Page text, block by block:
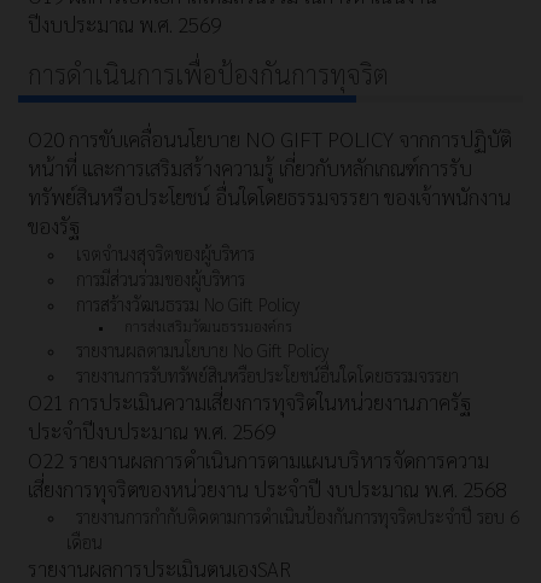
ปีงบประมาณ พ.ศ. 2569
การดำเนินการเพื่อป้องกันการทุจริต
O20 การขับเคลื่อนนโยบาย NO GIFT POLICY จากการปฏิบัติ
หน้าที่ และการเสริมสร้างความรู้ เกี่ยวกับหลักเกณฑ์การรับ
ทรัพย์สินหรือประโยชน์ อื่นใดโดยธรรมจรรยา ของเจ้าพนักงาน
ของรัฐ
เจตจำนงสุจริตของผู้บริหาร
การมีส่วนร่วมของผู้บริหาร
การสร้างวัฒนธรรม No Gift Policy
การส่งเสริมวัฒนธรรมองค์กร
รายงานผลตามนโยบาย No Gift Policy
รายงานการรับทรัพย์สินหรือประโยชน์อื่นใดโดยธรรมจรรยา
O21 การประเมินความเสี่ยงการทุจริตในหน่วยงานภาครัฐ
ประจำปีงบประมาณ พ.ศ. 2569
O22 รายงานผลการดำเนินการตามแผนบริหารจัดการความ
เสี่ยงการทุจริตของหน่วยงาน ประจำปี งบประมาณ พ.ศ. 2568
รายงานการกำกับติดตามการดำเนินป้องกันการทุจริตประจำปี รอบ 6
เดือน
รายงานผลการประเมินตนเองSAR